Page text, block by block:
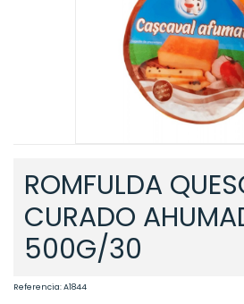
ROMFULDA
CURADO
500G/30
Referencia:A1844